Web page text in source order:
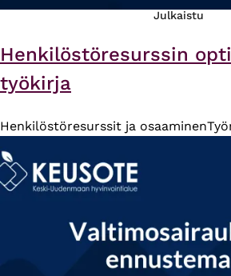
Julkaistu
Henkilöstöresurssin
työkirja
Henkilöstöresurssit ja osaaminen